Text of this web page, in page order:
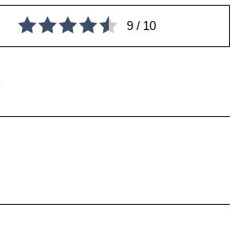
9 / 10